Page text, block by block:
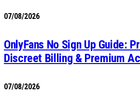
07/08/2026
OnlyFans No Sign Up Guide:
Discreet Billing & Premium
07/08/2026